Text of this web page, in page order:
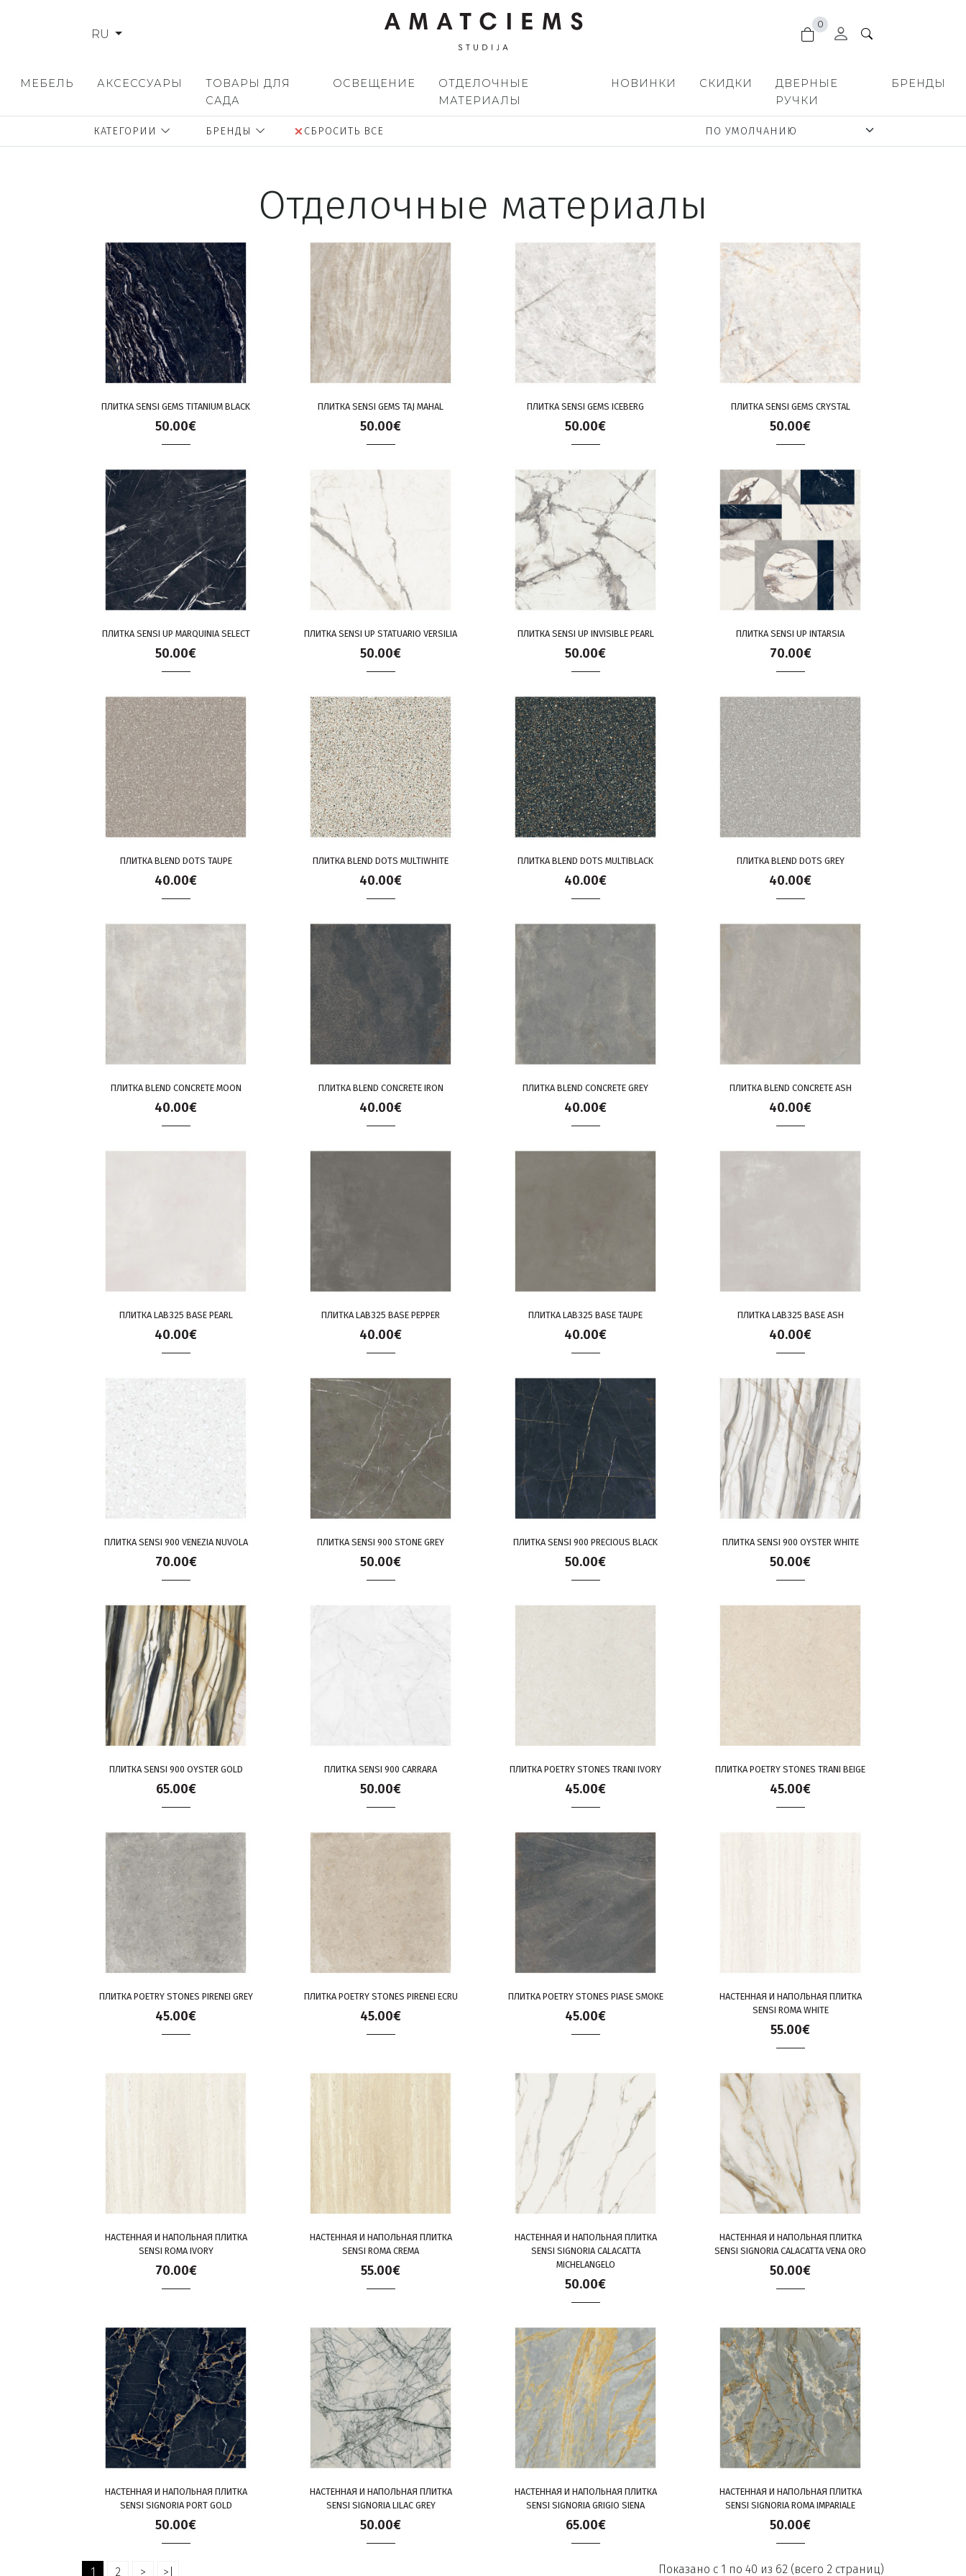
RU
0
МЕБЕЛЬ АКСЕССУАРЫ
ТОВАРЫ ДЛЯ
САДА
ОСВЕЩЕНИЕ
ОТДЕЛОЧНЫЕ
МАТЕРИАЛЫ
НОВИНКИ СКИДКИ
ДВЕРНЫЕ
РУЧКИ
БРЕНДЫ
КАТЕГОРИИ БРЕНДЫ СБРОСИТЬ ВСЕ
Отделочные материалы
ПЛИТКА SENSI GEMS TITANIUM BLACK
50.00€
ПЛИТКА SENSI GEMS TAJ MAHAL
50.00€
ПЛИТКА SENSI GEMS ICEBERG
50.00€
ПЛИТКА SENSI GEMS CRYSTAL
50.00€
ПЛИТКА SENSI UP MARQUINIA SELECT
50.00€
ПЛИТКА SENSI UP STATUARIO VERSILIA
50.00€
ПЛИТКА SENSI UP INVISIBLE PEARL
50.00€
ПЛИТКА SENSI UP INTARSIA
70.00€
ПЛИТКА BLEND DOTS TAUPE
40.00€
ПЛИТКА BLEND DOTS MULTIWHITE
40.00€
ПЛИТКА BLEND DOTS MULTIBLACK
40.00€
ПЛИТКА BLEND DOTS GREY
40.00€
ПЛИТКА BLEND CONCRETE MOON
40.00€
ПЛИТКА BLEND CONCRETE IRON
40.00€
ПЛИТКА BLEND CONCRETE GREY
40.00€
ПЛИТКА BLEND CONCRETE ASH
40.00€
ПЛИТКА LAB325 BASE PEARL
40.00€
ПЛИТКА LAB325 BASE PEPPER
40.00€
ПЛИТКА LAB325 BASE TAUPE
40.00€
ПЛИТКА LAB325 BASE ASH
40.00€
ПЛИТКА SENSI 900 VENEZIA NUVOLA
70.00€
ПЛИТКА SENSI 900 STONE GREY
50.00€
ПЛИТКА SENSI 900 PRECIOUS BLACK
50.00€
ПЛИТКА SENSI 900 OYSTER WHITE
50.00€
ПЛИТКА SENSI 900 OYSTER GOLD
65.00€
ПЛИТКА SENSI 900 CARRARA
50.00€
ПЛИТКА POETRY STONES TRANI IVORY
45.00€
ПЛИТКА POETRY STONES TRANI BEIGE
45.00€
ПЛИТКА POETRY STONES PIRENEI GREY
45.00€
ПЛИТКА POETRY STONES PIRENEI ECRU
45.00€
ПЛИТКА POETRY STONES PIASE SMOKE
45.00€
НАСТЕННАЯ И НАПОЛЬНАЯ ПЛИТКА
SENSI ROMA WHITE
55.00€
НАСТЕННАЯ И НАПОЛЬНАЯ ПЛИТКА
SENSI ROMA IVORY
70.00€
НАСТЕННАЯ И НАПОЛЬНАЯ ПЛИТКА
SENSI ROMA CREMA
55.00€
НАСТЕННАЯ И НАПОЛЬНАЯ ПЛИТКА
SENSI SIGNORIA CALACATTA
MICHELANGELO
50.00€
НАСТЕННАЯ И НАПОЛЬНАЯ ПЛИТКА
SENSI SIGNORIA CALACATTA VENA ORO
50.00€
НАСТЕННАЯ И НАПОЛЬНАЯ ПЛИТКА
SENSI SIGNORIA PORT GOLD
50.00€
НАСТЕННАЯ И НАПОЛЬНАЯ ПЛИТКА
SENSI SIGNORIA LILAC GREY
50.00€
НАСТЕННАЯ И НАПОЛЬНАЯ ПЛИТКА
SENSI SIGNORIA GRIGIO SIENA
65.00€
НАСТЕННАЯ И НАПОЛЬНАЯ ПЛИТКА
SENSI SIGNORIA ROMA IMPARIALE
50.00€
1 2 > >| Показано с 1 по 40 из 62 (всего 2 страниц)